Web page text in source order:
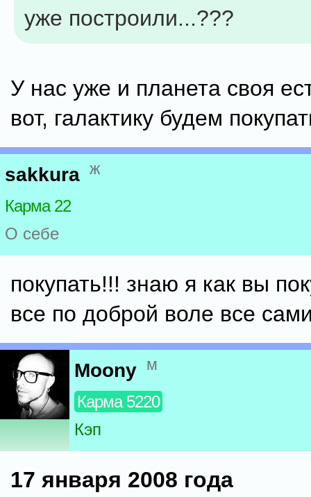
уже построили...???
У нас уже и планета своя
вот, галактику будем
sakkura ж
Карма 22
О себе
покупать!!! знаю я как вы
все по доброй воле все
Moony м
Карма 5220
Кэп
17 января 2008 года